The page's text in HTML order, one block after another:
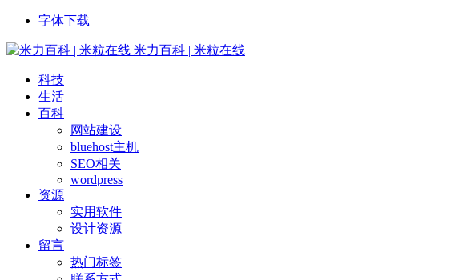
字体下载
米力百科 | 米粒在线
科技
生活
百科
网站建设
bluehost主机
SEO相关
wordpress
资源
实用软件
设计资源
留言
热门标签